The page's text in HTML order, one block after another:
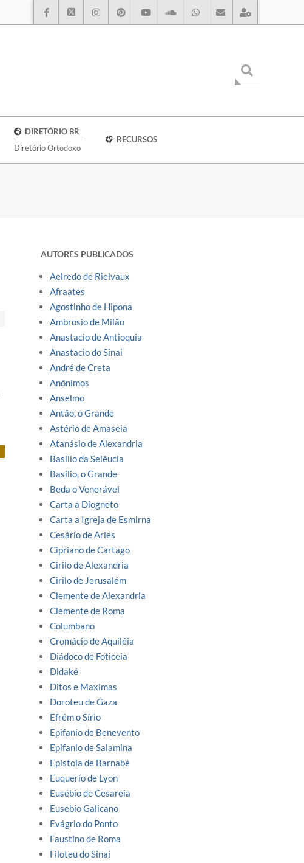
DIRETÓRIO BR
Diretório Ortodoxo
RECURSOS
AUTORES PUBLICADOS
Aelredo de Rielvaux
Afraates
Agostinho de Hipona
Ambrosio de Milão
Anastacio de Antioquia
Anastacio do Sinai
André de Creta
Anônimos
Anselmo
Antão, o Grande
Astério de Amaseia
Atanásio de Alexandria
Basílio da Selêucia
Basílio, o Grande
Beda o Venerável
Carta a Diogneto
Carta a Igreja de Esmirna
Cesário de Arles
Cipriano de Cartago
Cirilo de Alexandria
Cirilo de Jerusalém
Clemente de Alexandria
Clemente de Roma
Columbano
Cromácio de Aquiléia
Diádoco de Foticeia
Didaké
Ditos e Maximas
Doroteu de Gaza
Efrém o Sírio
Epifanio de Benevento
Epifanio de Salamina
Epistola de Barnabé
Euquerio de Lyon
Eusébio de Cesareia
Eusebio Galicano
Evágrio do Ponto
Faustino de Roma
Filoteu do Sinai